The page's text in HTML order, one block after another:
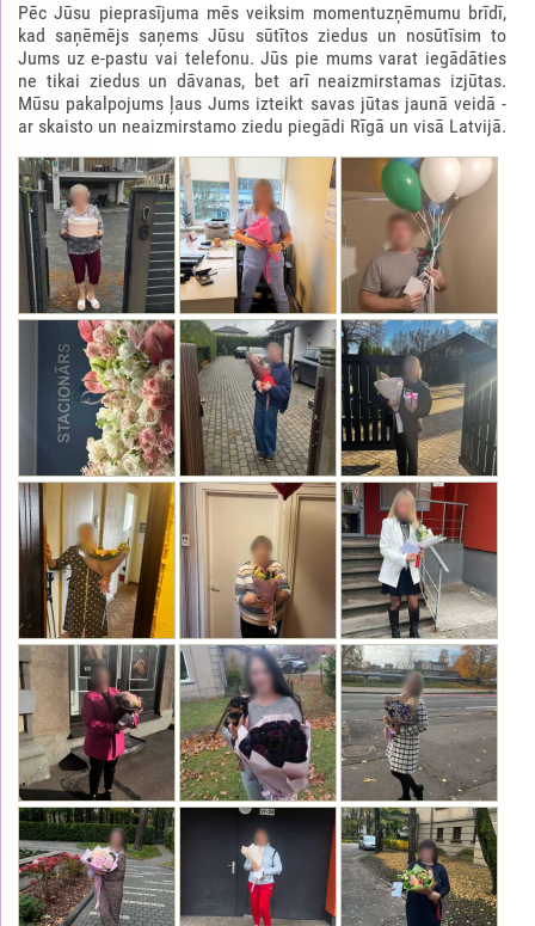
Pēc Jūsu pieprasījuma mēs veiksim momentuzņēmumu brīdī,
kad saņēmējs saņems Jūsu sūtītos ziedus un nosūtīsim to
Jums uz e-pastu vai telefonu. Jūs pie mums varat iegādāties
ne tikai ziedus un dāvanas, bet arī neaizmirstamas izjūtas.
Mūsu pakalpojums ļaus Jums izteikt savas jūtas jaunā veidā -
ar skaisto un neaizmirstamo ziedu piegādi Rīgā un visā Latvijā.